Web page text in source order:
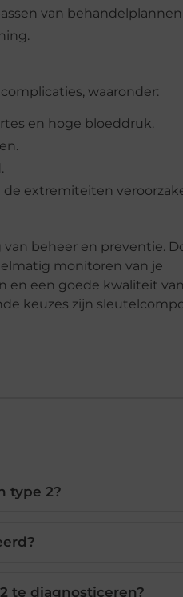
van
waaronder:
en hoge bloeddruk.
extremiteiten
beheer en preventie.
monitoren van je
en een goede kwaliteit
keuzes zijn
type 2?
te diagnosticeren?